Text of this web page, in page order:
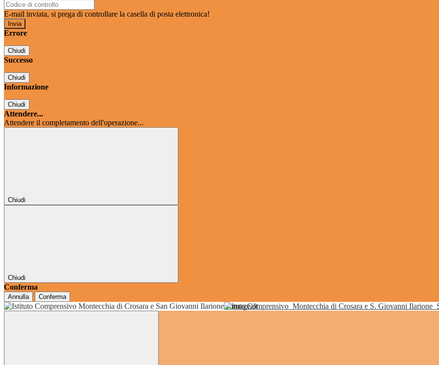
E-mail inviata, si prega di controllare la casella di posta elettronica!
Errore
Chiudi
Successo
Chiudi
Informazione
Chiudi
Attendere...
Attendere il completamento dell'operazione...
Chiudi
Chiudi
Conferma
Annulla Conferma
Istituto Comprensivo Montecchia di Crosara e S. Giovanni Ilarione
grado